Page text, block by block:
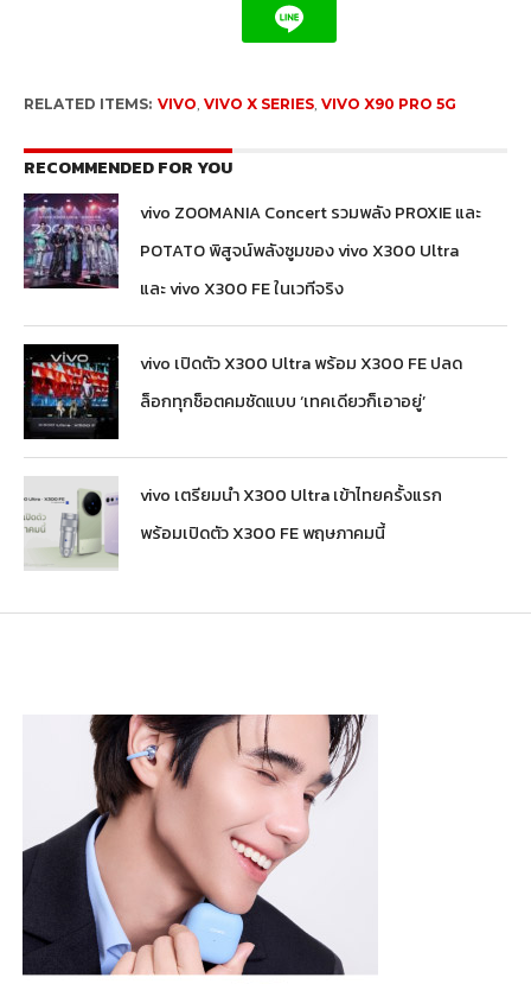
RELATED ITEMS: VIVO VIVO X SERIES, VIVO X90 PRO 5G
RECOMMENDED FOR YOU
vivo ZOOMANIA Concert รวมพลัง PROXIE และ
POTATO พิสูจน์พลังซูมของ vivo X300 Ultra
และ vivo X300 FE ในเวทีจริง
vivo เปิดตัว X300 Ultra พร้อม X300 FE ปลด
ล็อกทุกช็อตคมชัดแบบ ‘เทคเดียวก็เอาอยู่’
vivo เตรียมนำ X300 Ultra เข้าไทยครั้งแรก
พร้อมเปิดตัว X300 FE พฤษภาคมนี้